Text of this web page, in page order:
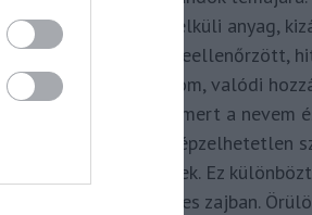
hivatkozás nélküli anyag,
többszörösen leellenőrzött,
minőségi tartalom, valódi
megkomponálva, mert a nevem
adom hozzá. Elképzelhetetlen
hogy ne így tegyek. Ez
Spabook-ot a netes zajban.